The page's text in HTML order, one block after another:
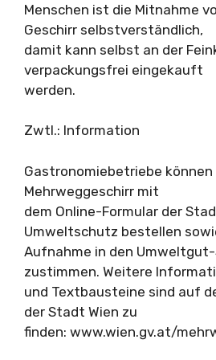
Menschen ist die Mitnahme
Geschirr selbstverständlich,
damit kann selbst an der
verpackungsfrei eingekauft
werden.
Zwtl.: Information
Gastronomiebetriebe
Mehrweggeschirr mit
dem Online-Formular der
Umweltschutz bestellen
Aufnahme in den
zustimmen. Weitere
und Textbausteine sind auf
der Stadt Wien zu
finden: www.wien.gv.at/